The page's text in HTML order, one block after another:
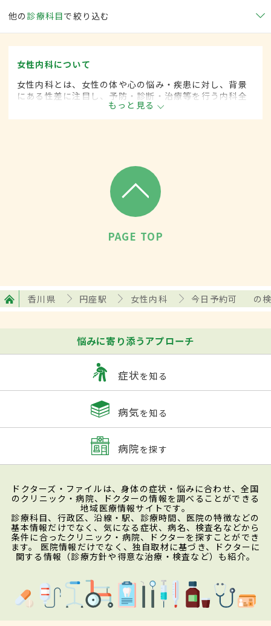
他の 診療科目で絞り込む
女性内科について
女性内科とは、女性の体や心の悩み・疾患に対し、背景
にある性差に注目し、予防・診断・治療等を行う内科全
般領域です。ライフスタイルが多様化する中、女性の健
康をトータルサポートし、必要に応じて連携医療機関へ
もっと見る
PAGE TOP
香川県 円座駅 女性内科 今日予約可 の
悩みに寄り添うアプローチ
症状を知る
病気を知る
病院を探す
ドクターズ・ファイルは、身体の症状・悩みに合わせ、全国
のクリニック・病院、ドクターの情報を調べることができる
地域医療情報サイトです。
診療科目、行政区、沿線・駅、診療時間、医院の特徴などの
基本情報だけでなく、気になる症状、病名、検査名などから
条件に合ったクリニック・病院、ドクターを探すことができ
ます。 医院情報だけでなく、独自取材に基づき、ドクターに
関する情報（診療方針や得意な治療・検査など）も紹介。